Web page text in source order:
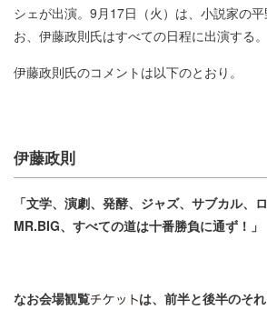
シェが出演。9月17日（火）は、小説家の
お、伊藤政則氏はすべての日程に出演する。
伊藤政則氏のコメントは以下のとおり。
伊藤政則
「文学、演劇、発酵、ジャズ、サブカル、
MR.BIG、すべての道は十番勝負に通ず！」
なお会場観覧
は、前半と後半のそ